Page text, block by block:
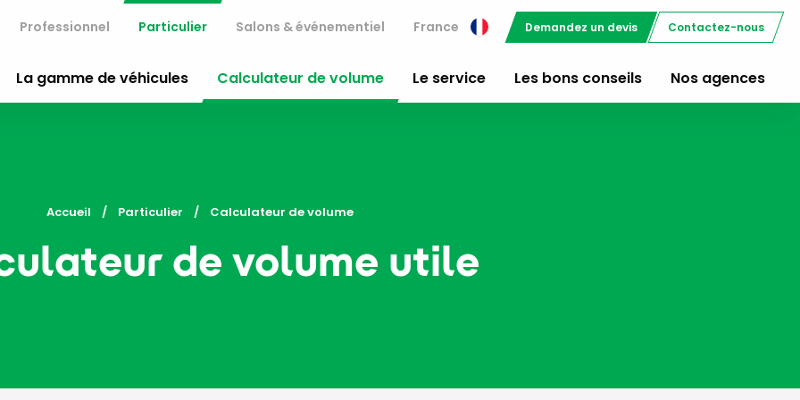
Professionnel Particulier Salons & événementiel France Demandez un devis Contactez-nous
La gamme de véhicules Calculateur de volume Le service Les bons conseils Nos agences
Accueil Particulier Current:
Calculateur de volume
de volume utile